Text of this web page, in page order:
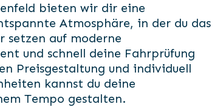
bieten wir dir eine
Atmosphäre, in der du das
setzen auf moderne
und schnell deine Fahrprüfung
Preisgestaltung und individuell
kannst du deine
Tempo gestalten.